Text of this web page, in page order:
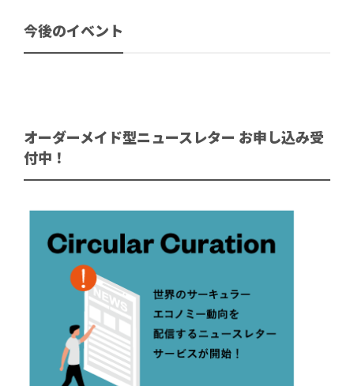
今後のイベント
オーダーメイド型ニュースレター お申し込み受
付中！